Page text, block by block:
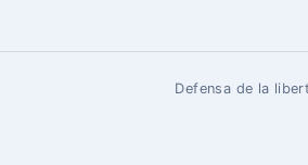
Defensa de la